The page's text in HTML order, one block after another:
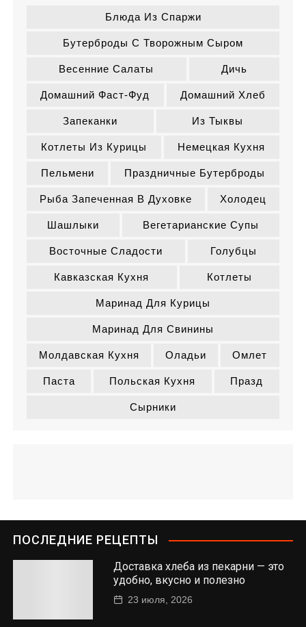
Блюда Из Спаржи
Бутерброды С Творожным Сыром
Весенние Салаты Дичь
Домашний Фаст-Фуд Домашний Хлеб
Запеканки Из Тыквы
Котлеты Из Курицы Немецкая Кухня
Пельмени Праздничные Бутерброды
Рыба Запеченная В Духовке Холодец
Шашлыки Вегетарианские Супы
Восточные Сладости Голубцы
Кавказская Кухня Котлеты
Маринад Для Курицы
Маринад Для Свинины
Молдавская Кухня Оладьи Омлет
Паста Польская Кухня Празд
Сырники
ПОСЛЕДНИЕ РЕЦЕПТЫ
Доставка хлеба из пекарни — это
удобно, вкусно и полезно
23 июля, 2026